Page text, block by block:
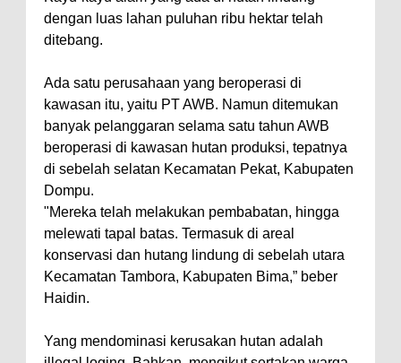
Warga Tidak Layak Huni di
Wakil Wali Kota Bima
Konsultasikan Usulan Inpres
Jalan Daerah 2026 dan
Persiapan DAK 2027 ke BPJN
Wali Kota Tekankan Disiplin ASN
dan Penguatan Kolaborasi
Wali Kota Bima Hadiri Rakornas
Umum Fraksi DPRD terhadap
dengan luas lahan puluhan ribu hektar telah
ditebang.
Ada satu perusahaan yang beroperasi di
kawasan itu, yaitu PT AWB. Namun ditemukan
banyak pelanggaran selama satu tahun AWB
beroperasi di kawasan hutan produksi, tepatnya
di sebelah selatan Kecamatan Pekat, Kabupaten
Dompu.
"Mereka telah melakukan pembabatan, hingga
melewati tapal batas. Termasuk di areal
konservasi dan hutang lindung di sebelah utara
Kecamatan Tambora, Kabupaten Bima,” beber
Haidin.
Yang mendominasi kerusakan hutan adalah